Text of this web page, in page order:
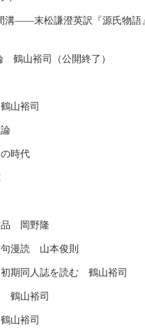
溝――末松謙澄英訳『源氏物
鶴山裕司（公開終了）
山裕司
時代
品 岡野隆
句漫読 山本俊則
期同人誌を読む 鶴山裕司
鶴山裕司
山裕司